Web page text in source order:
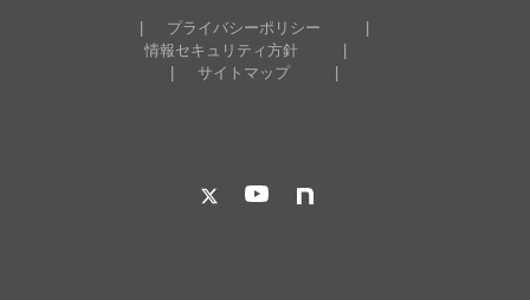
プライバシーポリシー
情報セキュリティ方針
サイトマップ